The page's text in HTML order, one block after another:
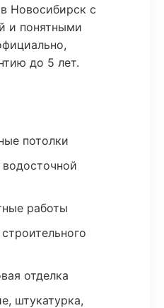
Новосибирск с
и понятными
до 5 лет.
потолки
работы
отделка
штукатурка,